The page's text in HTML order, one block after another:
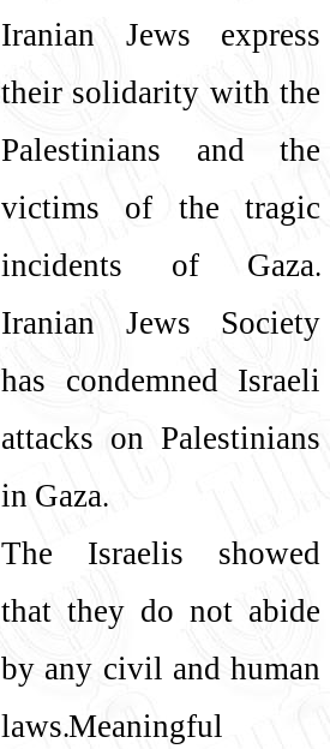
Iranian Jews express
their solidarity with the
Palestinians and the
victims of the tragic
incidents of Gaza.
Iranian Jews Society
has condemned Israeli
attacks on Palestinians
in Gaza.
The Israelis showed
that they do not abide
by any civil and human
laws.Meaningful